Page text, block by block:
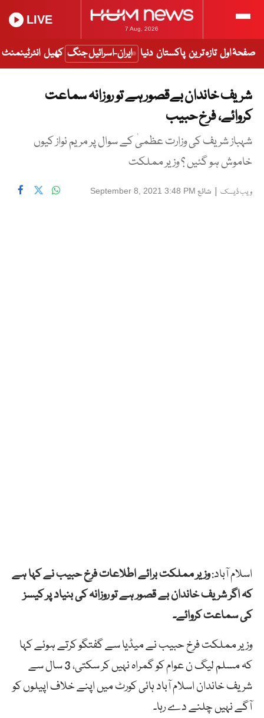
7 Aug, 2026
LIVE
صفحۂ اول تازہ ترین پاکستان دنیا ایران-اسرائیل جنگ کھیل انٹرٹینمنٹ
شریف خاندان بےقصور ہے تو روزانہ سماعت
کروائے، فرخ حبیب
شہباز شریف کی وزارت عظمیٰ کے سوال پر مریم نواز کیوں
خاموش ہو گئیں ؟ وزیر مملکت
ویب ڈیسک | شائع September 8, 2021 3:48 PM
اسلام آباد:وزیر مملکت برائے اطلاعات فرخ حبیب نے کہا ہے
کہ اگر شریف خاندان بے قصور ہے تو روزانہ کی بنیاد پر کیسز
کی سماعت کروائے۔
وزیر مملکت فرخ حبیب نے میڈیا سے گفتگو کرتے ہوئے کہا
کہ مسلم لیگ ن عوام کو گمراہ نہیں کر سکتی، 3 سال سے
شریف خاندان اسلام آباد ہائی کورٹ میں اپنے خلاف اپیلوں کو
آگے نہیں چلنے دے رہا۔